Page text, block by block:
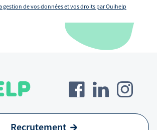
gestion de vos données et vos droits par Ouihelp
Recrutement